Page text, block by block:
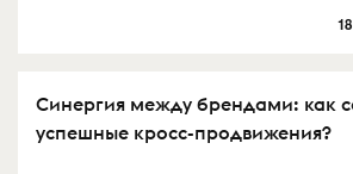
Синергия между брендами: как
успешные кросс-продвижения?